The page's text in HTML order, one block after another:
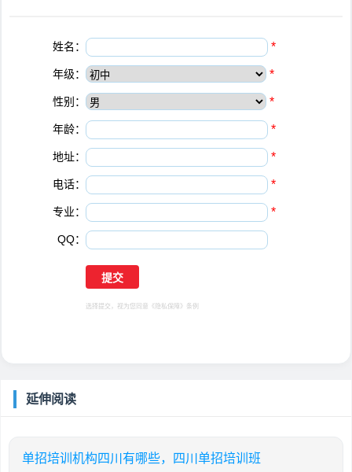
姓名： *
年级： *
性别： *
年龄： *
地址： *
电话： *
专业： *
QQ：
选择提交，视为您同意 《隐私保障》 条例
延伸阅读
单招培训机构四川有哪些，四川单招培训班